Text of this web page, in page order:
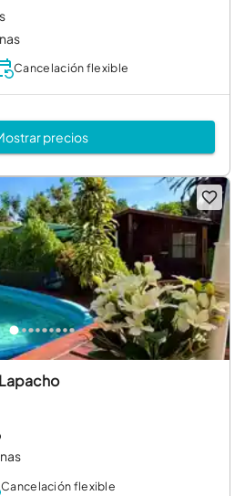
Cancelación flexible
precios
Cancelación flexible